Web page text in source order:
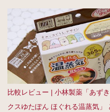
比較レビュー | 小林製薬「あず
クスゆたぽん ほぐれる温蒸気」